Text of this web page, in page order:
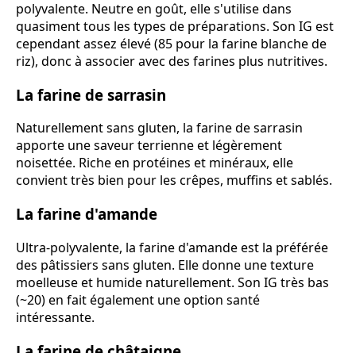
polyvalente. Neutre en goût, elle s'utilise dans
quasiment tous les types de préparations. Son IG est
cependant assez élevé (85 pour la farine blanche de
riz), donc à associer avec des farines plus nutritives.
La farine de sarrasin
Naturellement sans gluten, la farine de sarrasin
apporte une saveur terrienne et légèrement
noisettée. Riche en protéines et minéraux, elle
convient très bien pour les crêpes, muffins et sablés.
La farine d'amande
Ultra-polyvalente, la farine d'amande est la préférée
des pâtissiers sans gluten. Elle donne une texture
moelleuse et humide naturellement. Son IG très bas
(~20) en fait également une option santé
intéressante.